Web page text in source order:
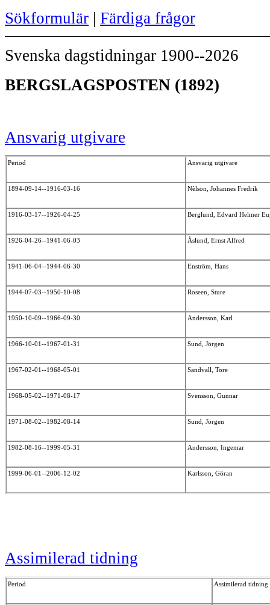
Sökformulär | Färdiga frågor
Svenska dagstidningar 1900--2026
BERGSLAGSPOSTEN (1892)
Ansvarig utgivare
Period Ansvarig utgivare
1894-09-14--1916-03-16 Nèlson, Johannes Fredrik
1916-03-17--1926-04-25 Berglund, Edvard Helmer
1926-04-26--1941-06-03 Åslund, Ernst Alfred
1941-06-04--1944-06-30 Enström, Hans
1944-07-03--1950-10-08 Roseen, Sture
1950-10-09--1966-09-30 Andersson, Karl
1966-10-01--1967-01-31 Sund, Jörgen
1967-02-01--1968-05-01 Sandvall, Tore
1968-05-02--1971-08-17 Svensson, Gunnar
1971-08-02--1982-08-14 Sund, Jörgen
1982-08-16--1999-05-31 Andersson, Ingemar
1999-06-01--2006-12-02 Karlsson, Göran
Assimilerad tidning
Period Assimilerad tidning